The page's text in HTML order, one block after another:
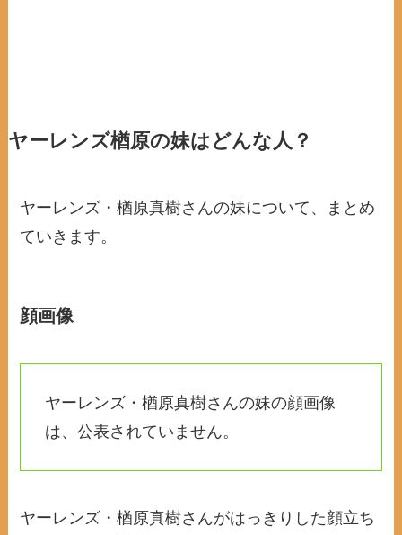
ヤーレンズ楢原の妹はどんな人？
ヤーレンズ・楢原真樹さんの妹について、まとめ
ていきます。
顔画像
ヤーレンズ・楢原真樹さんの妹の顔画像
は、公表されていません。
ヤーレンズ・楢原真樹さんがはっきりした顔立ち